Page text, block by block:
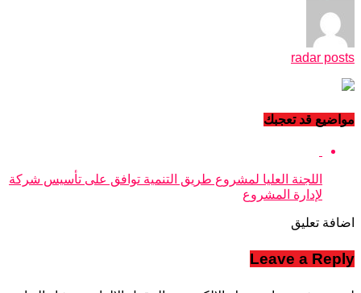
radar posts
مواضيع قد تعجبك
اللجنة العليا لمشروع طريق التنمية توافق على تأسيس شركة
لإدارة المشروع
اضافة تعليق
Leave a Reply